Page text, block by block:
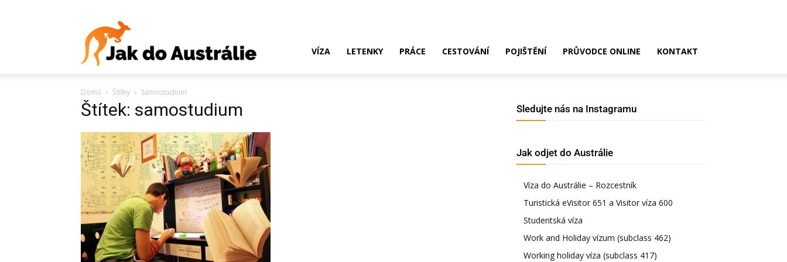
Austrálie?
Víza,
VÍZA LETENKY PRÁCE CESTOVÁNÍ POJIŠTĚNÍ PRŮVODCE ONLINE KONTAKT
Domů Štítky Samostudium
Štítek: samostudium Sledujte nás na Instagramu
Jak odjet do Austrálie
Víza do Austrálie – Rozcestník
Turistická eVisitor 651 a Visitor víza 600
Studentská víza
Work and Holiday vízum (subclass 462)
Working holiday víza (subclass 417)